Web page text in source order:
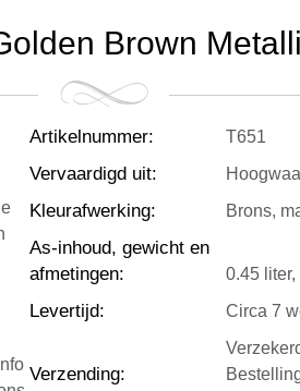
Brown
Artikelnummer: T651
Vervaardigd uit:
Kleurafwerking: Brons,
As-inhoud, gewicht en
afmetingen: 0.45
Levertijd: Circa 7
Verzending: